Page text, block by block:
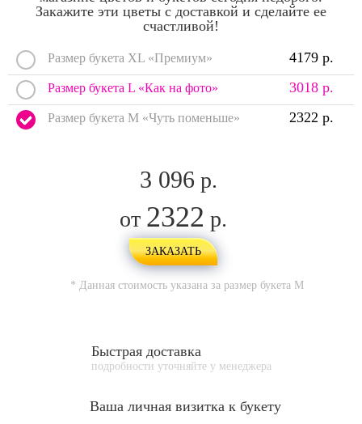
Закажите эти цветы с доставкой и сделайте ее
счастливой!
Размер букета XL «Премиум» 4179 р.
Размер букета L «Как на фото» 3018 р.
Размер букета M «Чуть поменьше» 2322 р.
3 096 р.
от 2322 р.
ЗАКАЗАТЬ
* Данная стоимость указана за размер букета M
Быстрая доставка
подробности уточняйте у менеджера
Ваша личная визитка к букету